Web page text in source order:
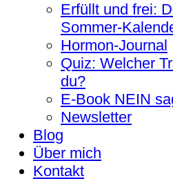
Erfüllt und frei:
Sommer-
Hormon-Journal
Quiz: Welcher
du?
E-Book NEIN
Newsletter
Blog
Über mich
Kontakt